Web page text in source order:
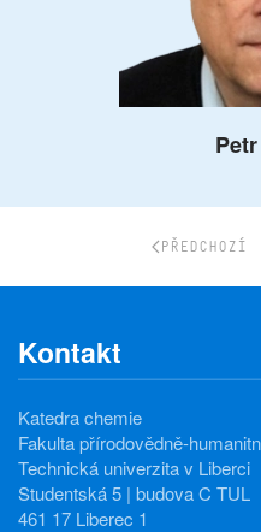
PŘEDCHOZÍ
Kontakt
Katedra chemie
Fakulta přírodovědně-
Technická univerzita v Liberci
Studentská 5 | budova C TUL
461 17 Liberec 1